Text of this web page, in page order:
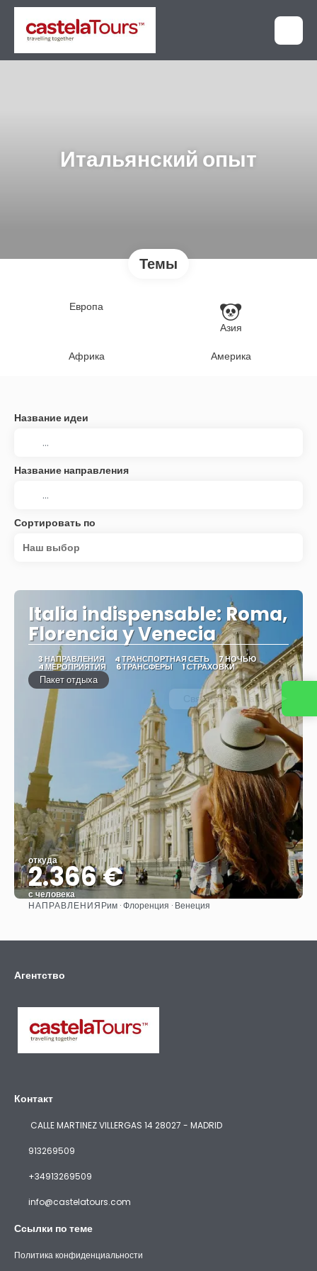
Итальянский опыт
Темы
Европа
Азия
Африка
Америка
Название идеи
Название направления
Сортировать по
Наш выбор
Italia indispensable: Roma,
Florencia y Venecia
3 НАПРАВЛЕНИЯ 4 ТРАНСПОРТНАЯ СЕТЬ 7 НОЧЬЮ
4 МЕРОПРИЯТИЯ 6 ТРАНСФЕРЫ 1 СТРАХОВКИ
Пакет отдыха
откуда
2.366 €
с человека
Видеть
НАПРАВЛЕНИЯРим · Флоренция · Венеция
Агентство
Контакт
CALLE MARTINEZ VILLERGAS 14 28027 - MADRID
913269509
+34913269509
info@castelatours.com
Ссылки по теме
Политика конфиденциальности
Свяжитесь с нами